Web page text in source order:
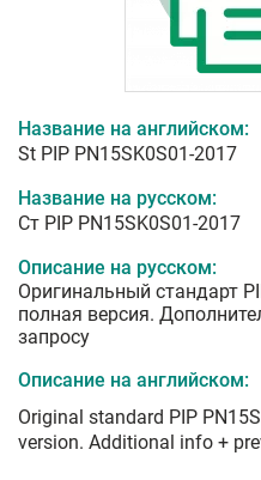
Название на английском:
St PIP PN15SK0S01-2017
Название на русском:
Ст PIP PN15SK0S01-2017
Описание на русском:
Оригинальный стандарт
полная версия.
запросу
Описание на английском:
Original standard PIP
version. Additional info +